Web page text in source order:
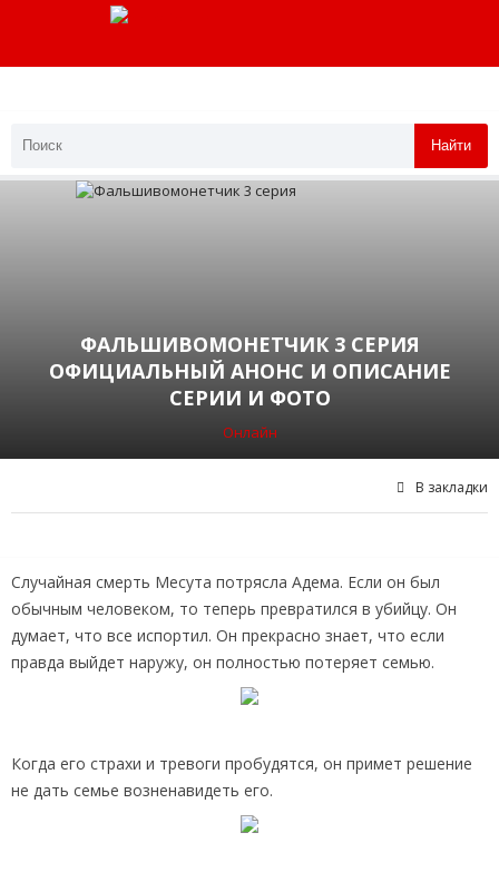
Найти
ФАЛЬШИВОМОНЕТЧИК 3 СЕРИЯ
ОФИЦИАЛЬНЫЙ АНОНС И ОПИСАНИЕ
СЕРИИ И ФОТО
Онлайн
В закладки
Случайная смерть Месута потрясла Адема. Если он был
обычным человеком, то теперь превратился в убийцу. Он
думает, что все испортил. Он прекрасно знает, что если
правда выйдет наружу, он полностью потеряет семью.
Когда его страхи и тревоги пробудятся, он примет решение
не дать семье возненавидеть его.